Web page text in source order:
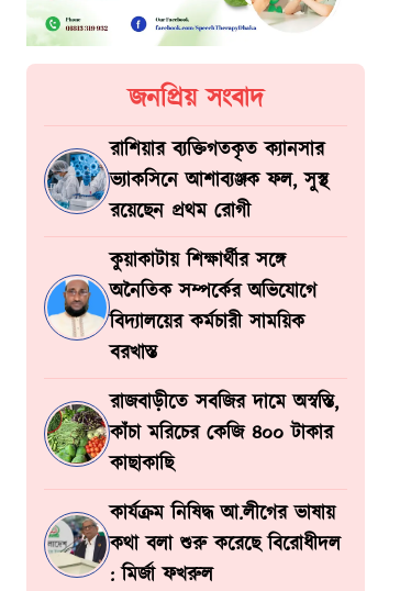
জনপ্রিয় সংবাদ
রাশিয়ার ব্যক্তিগতকৃত ক্যানসার
ভ্যাকসিনে আশাব্যঞ্জক ফল, সুস্থ
রয়েছেন প্রথম রোগী
কুয়াকাটায় শিক্ষার্থীর সঙ্গে
অনৈতিক সম্পর্কের অভিযোগে
বিদ্যালয়ের কর্মচারী সাময়িক
বরখাস্ত
রাজবাড়ীতে সবজির দামে অস্বস্তি,
কাঁচা মরিচের কেজি ৪০০ টাকার
কাছাকাছি
কার্যক্রম নিষিদ্ধ আ.লীগের ভাষায়
কথা বলা শুরু করেছে বিরোধীদল
: মির্জা ফখরুল